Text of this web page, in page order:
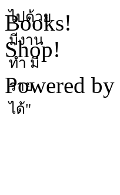
Books!
Shop!
Powered by